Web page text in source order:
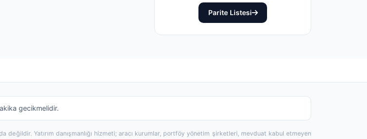
Parite Listesi
gecikmelidir.
değildir. Yatırım danışmanlığı hizmeti; aracı kurumlar, portföy yönetim şirketleri, mevduat kabul etmeyen